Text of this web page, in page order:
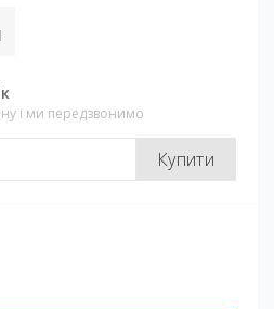
і ми передзвонимо
Купити